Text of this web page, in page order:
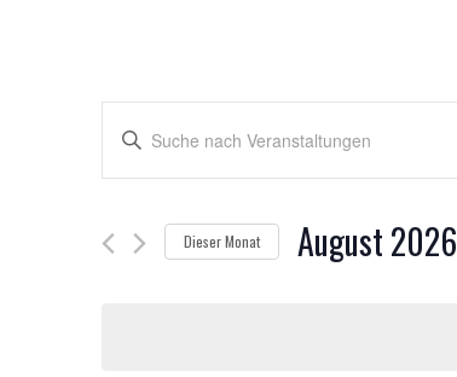
Veranstaltungen
Suche
Ansichten,
Geben
Sie
Schlüsselwort.
Veranstaltungen
Schlüsselwort.
Dieser Monat August 2026